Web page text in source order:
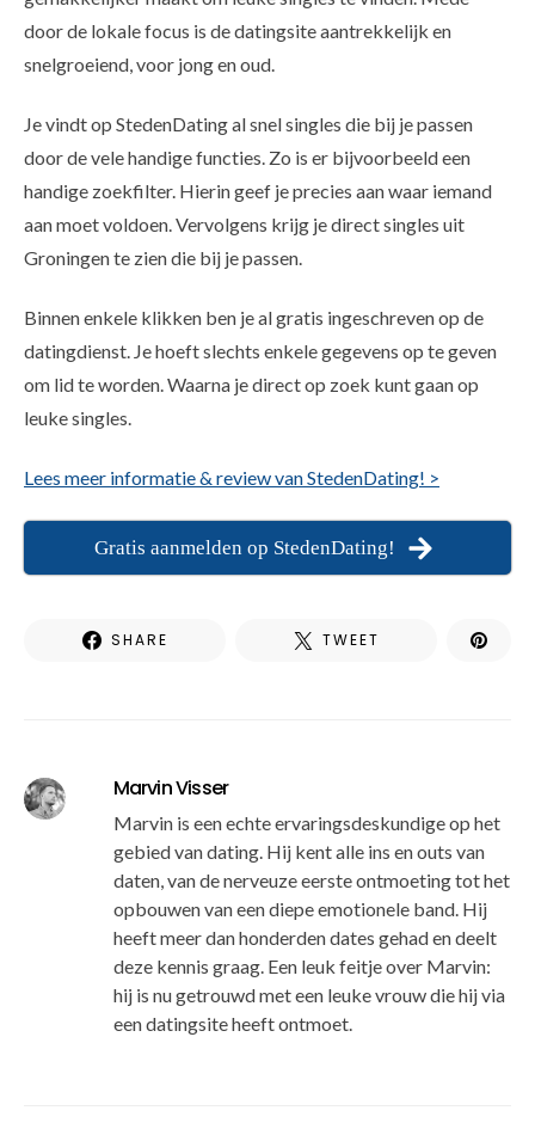
door de lokale focus is de datingsite aantrekkelijk en
snelgroeiend, voor jong en oud.
Je vindt op StedenDating al snel singles die bij je passen
door de vele handige functies. Zo is er bijvoorbeeld een
handige zoekfilter. Hierin geef je precies aan waar iemand
aan moet voldoen. Vervolgens krijg je direct singles uit
Groningen te zien die bij je passen.
Binnen enkele klikken ben je al gratis ingeschreven op de
datingdienst. Je hoeft slechts enkele gegevens op te geven
om lid te worden. Waarna je direct op zoek kunt gaan op
leuke singles.
Lees meer informatie & review van StedenDating! >
Gratis aanmelden op StedenDating!
SHARE TWEET
Marvin Visser
Marvin is een echte ervaringsdeskundige op het
gebied van dating. Hij kent alle ins en outs van
daten, van de nerveuze eerste ontmoeting tot het
opbouwen van een diepe emotionele band. Hij
heeft meer dan honderden dates gehad en deelt
deze kennis graag. Een leuk feitje over Marvin:
hij is nu getrouwd met een leuke vrouw die hij via
een datingsite heeft ontmoet.